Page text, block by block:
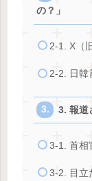
の？」
2-1. X（
2-2. 日韓
3. 報道
3-1. 首相
3-2. 目立